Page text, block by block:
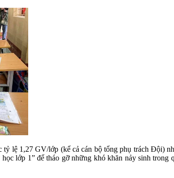
lệ 1,27 GV/lớp (kể cả cán bộ tổng phụ trách Đội)
lớp 1” để tháo gỡ những khó khăn nảy sinh trong